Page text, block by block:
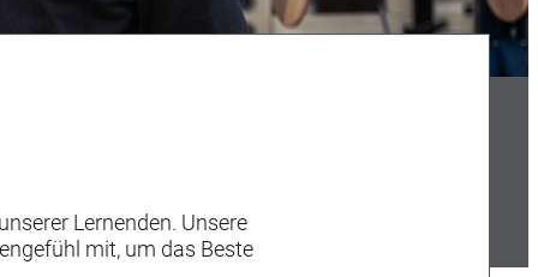
Lernenden. Unsere
mit, um das Beste